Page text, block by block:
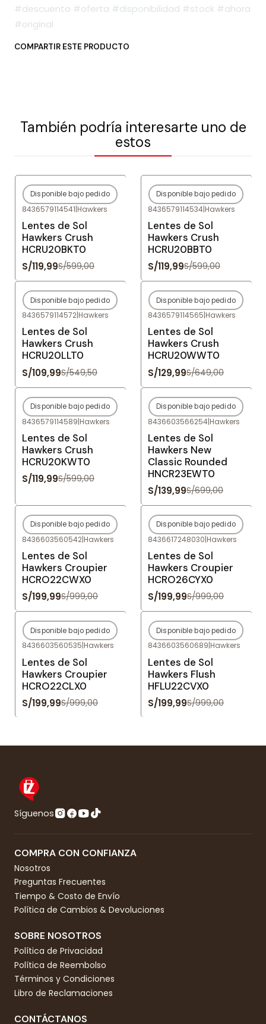
#descuento #oferta #disponibilidad #stock #ahora
#original
COMPARTIR ESTE PRODUCTO
También podría interesarte uno de
estos
-80%OFF
Agotado
Disponible bajo pedido
8436579114541|Hawkers
Lentes de Sol
Hawkers Crush
HCRU20BKT0
S/119,99S/599,00
-80%OFF
Agotado
Disponible bajo pedido
8436579114534|Hawkers
Lentes de Sol
Hawkers Crush
HCRU20BBT0
S/119,99S/599,00
-80%OFF
Agotado
Disponible bajo pedido
8436579114572|Hawkers
Lentes de Sol
Hawkers Crush
HCRU20LLT0
S/109,99S/549,50
-80%OFF
Agotado
Disponible bajo pedido
8436579114565|Hawkers
Lentes de Sol
Hawkers Crush
HCRU20WWT0
S/129,99S/649,00
-80%OFF
Agotado
Disponible bajo pedido
8436579114589|Hawkers
Lentes de Sol
Hawkers Crush
HCRU20KWT0
S/119,99S/599,00
-80%OFF
Agotado
Disponible bajo pedido
8436603566254|Hawkers
Lentes de Sol
Hawkers New
Classic Rounded
HNCR23EWT0
S/139,99S/699,00
-80%OFF
Agotado
Disponible bajo pedido
8436603560542|Hawkers
Lentes de Sol
Hawkers Croupier
HCRO22CWX0
S/199,99S/999,00
-80%OFF
Agotado
Disponible bajo pedido
8436617248030|Hawkers
Lentes de Sol
Hawkers Croupier
HCRO26CYX0
S/199,99S/999,00
-80%OFF
Agotado
Disponible bajo pedido
8436603560535|Hawkers
Lentes de Sol
Hawkers Croupier
HCRO22CLX0
S/199,99S/999,00
-80%OFF
Agotado
Disponible bajo pedido
8436603560689|Hawkers
Lentes de Sol
Hawkers Flush
HFLU22CVX0
S/199,99S/999,00
Síguenos
COMPRA CON CONFIANZA
Nosotros
Preguntas Frecuentes
Tiempo & Costo de Envío
Política de Cambios & Devoluciones
SOBRE NOSOTROS
Política de Privacidad
Política de Reembolso
Términos y Condiciones
Libro de Reclamaciones
CONTÁCTANOS